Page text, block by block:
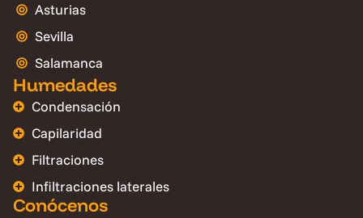
Asturias
Sevilla
Salamanca
Humedades
Condensación
Capilaridad
Filtraciones
Infiltraciones laterales
Conócenos